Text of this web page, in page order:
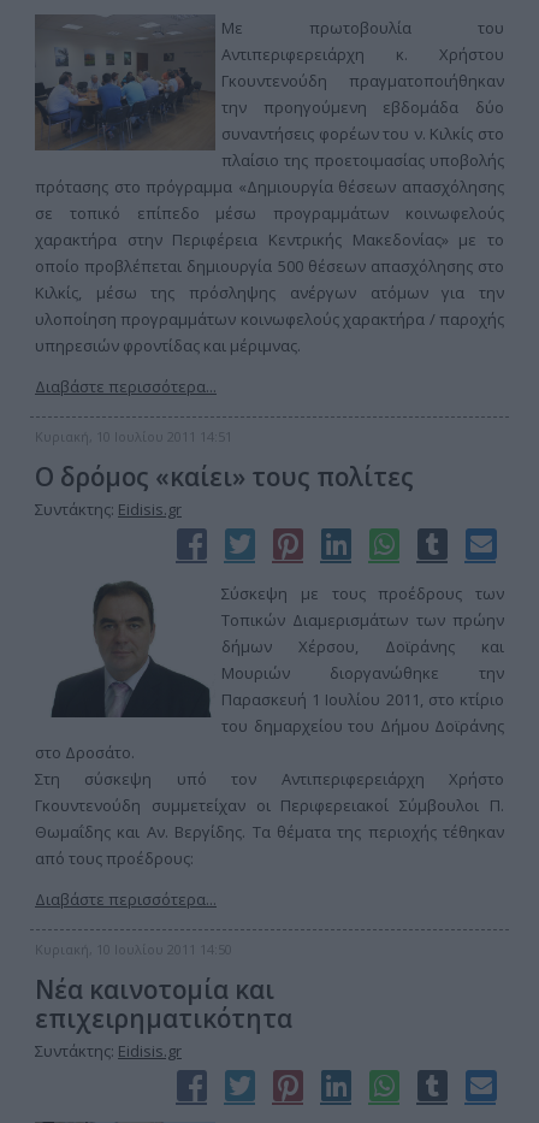
Με πρωτοβουλία του
Αντιπεριφερειάρχη κ. Χρήστου
Γκουντενούδη πραγματοποιήθηκαν
την προηγούμενη εβδομάδα δύο
συναντήσεις φορέων του ν. Κιλκίς στο
πλαίσιο της προετοιμασίας υποβολής
πρότασης στο πρόγραμμα «Δημιουργία θέσεων απασχόλησης
σε τοπικό επίπεδο μέσω προγραμμάτων κοινωφελούς
χαρακτήρα στην Περιφέρεια Κεντρικής Μακεδονίας» με το
οποίο προβλέπεται δημιουργία 500 θέσεων απασχόλησης στο
Κιλκίς, μέσω της πρόσληψης ανέργων ατόμων για την
υλοποίηση προγραμμάτων κοινωφελούς χαρακτήρα / παροχής
υπηρεσιών φροντίδας και μέριμνας.
Διαβάστε περισσότερα...
Κυριακή, 10 Ιουλίου 2011 14:51
Ο δρόμος «καίει» τους πολίτες
Συντάκτης: Eidisis.gr
Σύσκεψη με τους προέδρους των
Τοπικών Διαμερισμάτων των πρώην
δήμων Χέρσου, Δοϊράνης και
Μουριών διοργανώθηκε την
Παρασκευή 1 Ιουλίου 2011, στο κτίριο
του δημαρχείου του Δήμου Δοϊράνης
στο Δροσάτο.
Στη σύσκεψη υπό τον Αντιπεριφερειάρχη Χρήστο
Γκουντενούδη συμμετείχαν οι Περιφερειακοί Σύμβουλοι Π.
Θωμαΐδης και Αν. Βεργίδης. Τα θέματα της περιοχής τέθηκαν
από τους προέδρους:
Διαβάστε περισσότερα...
Κυριακή, 10 Ιουλίου 2011 14:50
Νέα καινοτομία και
επιχειρηματικότητα
Συντάκτης: Eidisis.gr